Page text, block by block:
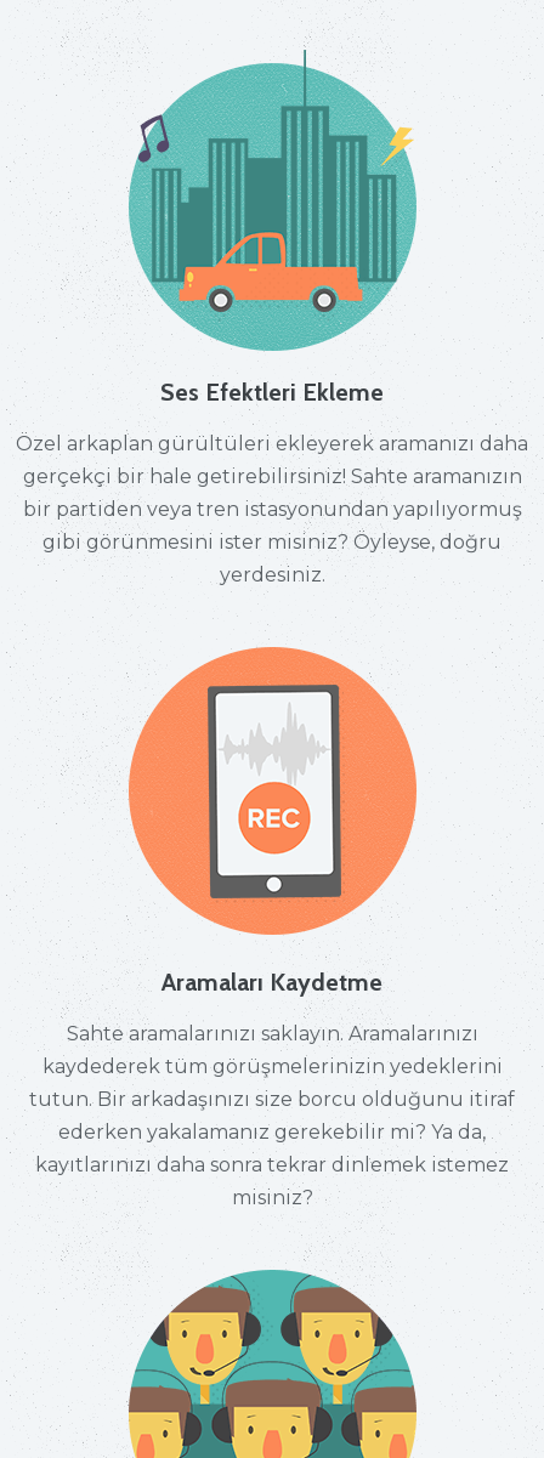
Ses Efektleri Ekleme
Özel arkaplan gürültüleri ekleyerek aramanızı daha
gerçekçi bir hale getirebilirsiniz! Sahte aramanızın
bir partiden veya tren istasyonundan yapılıyormuş
gibi görünmesini ister misiniz? Öyleyse, doğru
yerdesiniz.
Aramaları Kaydetme
Sahte aramalarınızı saklayın. Aramalarınızı
kaydederek tüm görüşmelerinizin yedeklerini
tutun. Bir arkadaşınızı size borcu olduğunu itiraf
ederken yakalamanız gerekebilir mi? Ya da,
kayıtlarınızı daha sonra tekrar dinlemek istemez
misiniz?